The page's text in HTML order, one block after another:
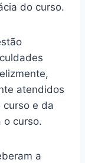
do curso.
atendidos
curso e da
o curso.
a